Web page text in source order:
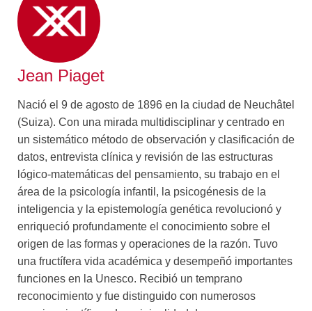
caracterizar las tendencias del conocimiento biológico,
delimita las correspondencias entre las estructuras del
conocimiento en general y las de la vida; más adelante,
analiza los niveles de comportamiento, tomando muy
en cuenta los trabajos de la nueva psicología animal y
detalladas confrontaciones de la inteligencia y el
instinto, el autor llega a una nueva solución de este
problema clásico. La obra acaba con un intento general
de interpretación biológica del conocimiento capaz de
coordinar las exigencias, tan diferentes aparentemente,
de la epistemología lógico-matemática y de las teorías
actuales de la evolución. Más aún que síntesis de los
trabajos de toda una vida, este libro es, sobre todo, una
apertura a nuevos problemas y una llamada a la
colaboración entre las diversas disciplinas.
Jean Piaget
Nació el 9 de agosto de 1896 en la ciudad de Neuchâtel
(Suiza). Con una mirada multidisciplinar y centrado en
un sistemático método de observación y clasificación de
datos, entrevista clínica y revisión de las estructuras
lógico-matemáticas del pensamiento, su trabajo en el
área de la psicología infantil, la psicogénesis de la
inteligencia y la epistemología genética revolucionó y
enriqueció profundamente el conocimiento sobre el
origen de las formas y operaciones de la razón. Tuvo
una fructífera vida académica y desempeñó importantes
funciones en la Unesco. Recibió un temprano
reconocimiento y fue distinguido con numerosos